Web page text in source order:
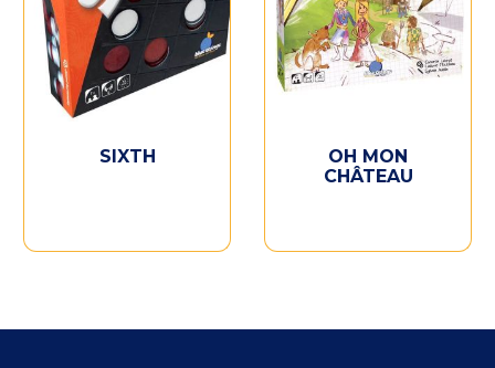
SIXTH
OH MON
CHÂTEAU